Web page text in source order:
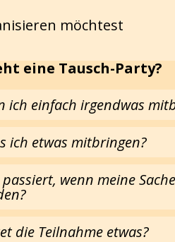
möchtest
eine Tausch-Party?
ich einfach irgendwas
ich etwas mitbringen?
passiert, wenn meine
die Teilnahme etwas?